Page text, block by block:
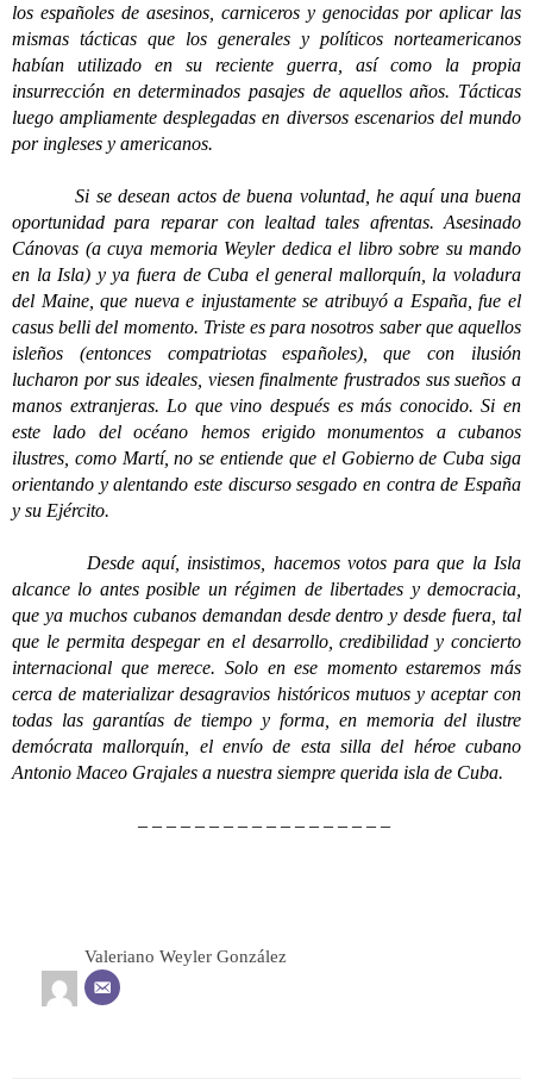
los españoles de asesinos, carniceros y genocidas por aplicar las
mismas tácticas que los generales y políticos norteamericanos
habían utilizado en su reciente guerra, así como la propia
insurrección en determinados pasajes de aquellos años. Tácticas
luego ampliamente desplegadas en diversos escenarios del mundo
por ingleses y americanos.
Si se desean actos de buena voluntad, he aquí una buena
oportunidad para reparar con lealtad tales afrentas. Asesinado
Cánovas (a cuya memoria Weyler dedica el libro sobre su mando
en la Isla) y ya fuera de Cuba el general mallorquín, la voladura
del Maine, que nueva e injustamente se atribuyó a España, fue el
casus belli del momento. Triste es para nosotros saber que aquellos
isleños (entonces compatriotas españoles), que con ilusión
lucharon por sus ideales, viesen finalmente frustrados sus sueños a
manos extranjeras. Lo que vino después es más conocido. Si en
este lado del océano hemos erigido monumentos a cubanos
ilustres, como Martí, no se entiende que el Gobierno de Cuba siga
orientando y alentando este discurso sesgado en contra de España
y su Ejército.
Desde aquí, insistimos, hacemos votos para que la Isla
alcance lo antes posible un régimen de libertades y democracia,
que ya muchos cubanos demandan desde dentro y desde fuera, tal
que le permita despegar en el desarrollo, credibilidad y concierto
internacional que merece. Solo en ese momento estaremos más
cerca de materializar desagravios históricos mutuos y aceptar con
todas las garantías de tiempo y forma, en memoria del ilustre
demócrata mallorquín, el envío de esta silla del héroe cubano
Antonio Maceo Grajales a nuestra siempre querida isla de Cuba.
– – – – – – – – – – – – – – – – – –
Valeriano Weyler González